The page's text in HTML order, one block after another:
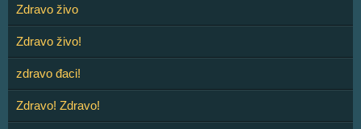
Zdravo živo
Zdravo živo!
zdravo đaci!
Zdravo! Zdravo!